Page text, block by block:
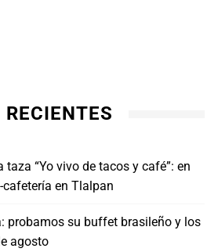
taza “Yo vivo de tacos y café”: en
en Tlalpan
probamos su buffet brasileño y los
agosto